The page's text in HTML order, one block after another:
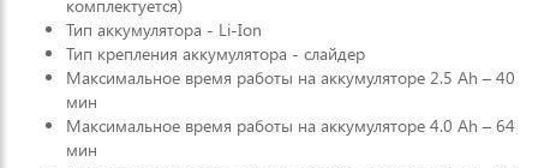
комплектуется)
Тип аккумулятора - Li-Ion
Тип крепления аккумулятора - слайдер
Максимальное время работы на аккумуляторе 2.5 Ah – 40
мин
Максимальное время работы на аккумуляторе 4.0 Ah – 64
мин